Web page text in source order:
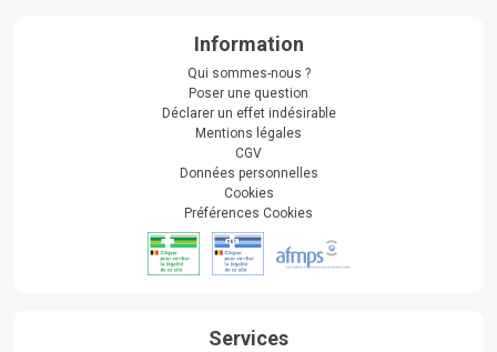
Information
Qui sommes-nous ?
Poser une question
Déclarer un effet indésirable
Mentions légales
CGV
Données personnelles
Cookies
Préférences Cookies
Services